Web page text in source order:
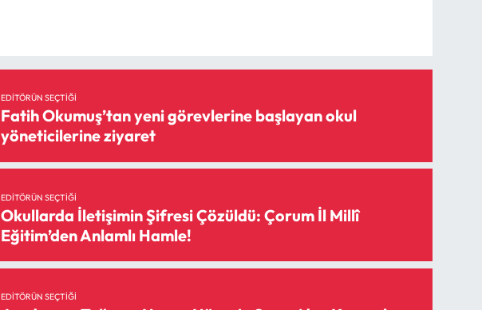
EDITÖRÜN SEÇTIĞI
Fatih Okumuş’tan yeni görevlerine başlayan okul
yöneticilerine ziyaret
EDITÖRÜN SEÇTIĞI
Okullarda İletişimin Şifresi Çözüldü: Çorum İl Millî
Eğitim’den Anlamlı Hamle!
EDITÖRÜN SEÇTIĞI